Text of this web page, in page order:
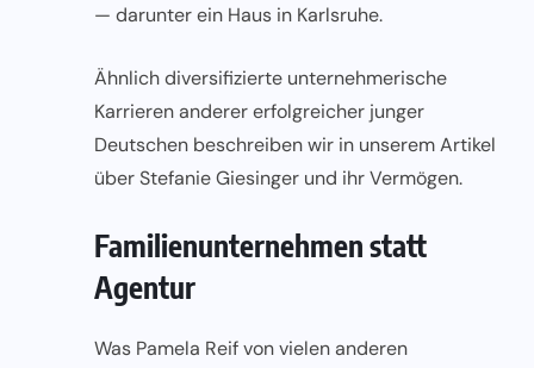
— darunter ein Haus in Karlsruhe.
Ähnlich diversifizierte unternehmerische
Karrieren anderer erfolgreicher junger
Deutschen beschreiben wir in unserem Artikel
überStefanie Giesinger und ihr Vermögen.
Familienunternehmen statt
Agentur
Was Pamela Reif von vielen anderen